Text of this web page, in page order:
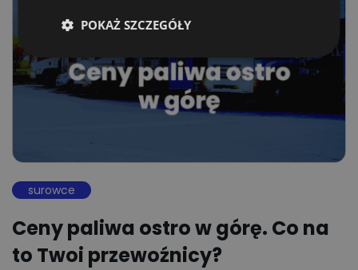
surowce
Ceny paliwa ostro w górę. Co na
to Twoi przewoźnicy?
POKAŻ SZCZEGÓŁY